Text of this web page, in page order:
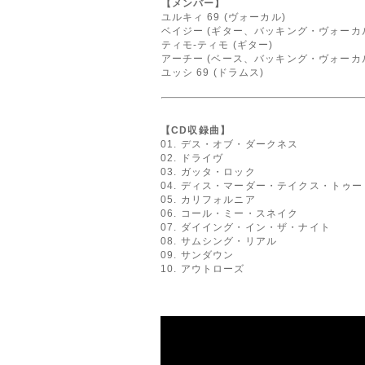
【メンバー】
ユルキィ 69 (ヴォーカル)
ベイジー (ギター、バッキング・ヴォーカ
ティモ‐ティモ (ギター)
アーチー (ベース、バッキング・ヴォーカ
ユッシ 69 (ドラムス)
【CD収録曲】
01. デス・オブ・ダークネス
02. ドライヴ
03. ガッタ・ロック
04. ディス・マーダー・テイクス・トゥ
05. カリフォルニア
06. コール・ミー・スネイク
07. ダイイング・イン・ザ・ナイト
08. サムシング・リアル
09. サンダウン
10. アウトローズ